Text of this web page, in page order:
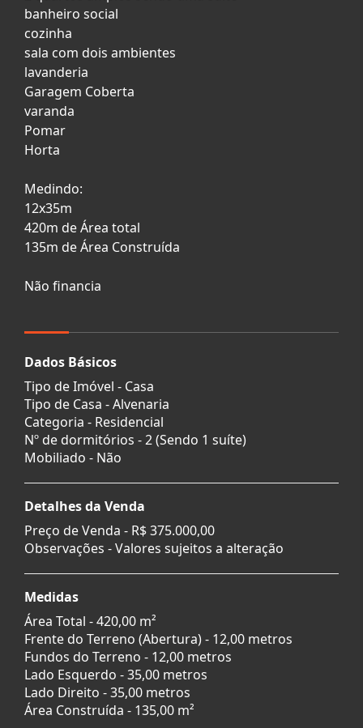
banheiro social
cozinha
sala com dois ambientes
lavanderia
Garagem Coberta
varanda
Pomar
Horta
Medindo:
12x35m
420m de Área total
135m de Área Construída
Não financia
Dados Básicos
Tipo de Imóvel - Casa
Tipo de Casa - Alvenaria
Categoria - Residencial
Nº de dormitórios - 2 (Sendo 1 suíte)
Mobiliado - Não
Detalhes da Venda
Preço de Venda - R$ 375.000,00
Observações - Valores sujeitos a alteração
Medidas
Área Total - 420,00 m²
Frente do Terreno (Abertura) - 12,00 metros
Fundos do Terreno - 12,00 metros
Lado Esquerdo - 35,00 metros
Lado Direito - 35,00 metros
Área Construída - 135,00 m²